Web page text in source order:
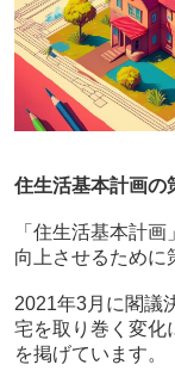
住生活基本計画の
「住生活基本計
向上させるために
2021年3月に閣議
宅を取り巻く変化
を掲げています。